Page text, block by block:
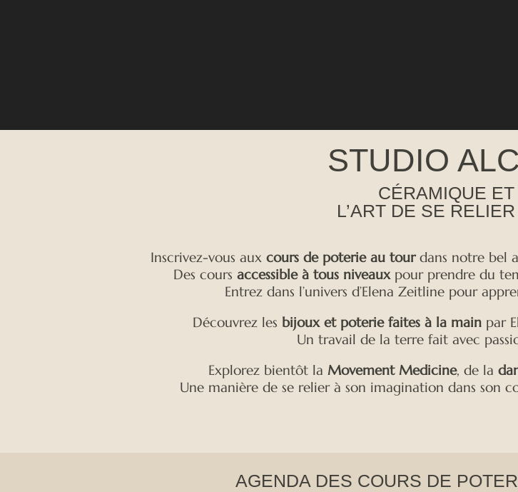
STUDIO
CÉRAMIQUE
L’ART DE SE
Inscrivez-vous aux cours de poterie au tourdans notre bel
Des cours accessible à tous niveauxpour prendre du
Entrez dans l’univers d’Elena Zeitline pour
Découvrez les bijoux et poterie faites à la mainpar
Un travail de la terre fait avec
Explorez bientôt la Movement Medicine, de la
Une manière de se relier à son imagination dans son
AGENDA DES COURS DE